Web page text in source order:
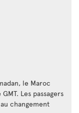
le Maroc
Les passagers
changement